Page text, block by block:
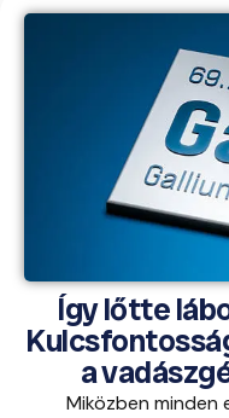
Így lőtte
a
Miközben minden